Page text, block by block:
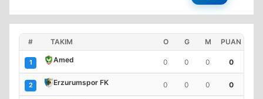
# TAKIM O G M PUAN
1 Amed 0 0 0 0
2 Erzurumspor FK 0 0 0 0